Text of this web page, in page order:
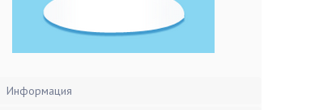
Информация